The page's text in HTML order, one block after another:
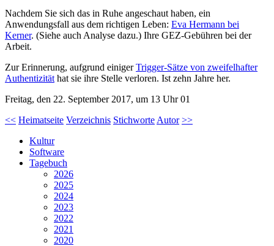
Nachdem Sie sich das in Ruhe angeschaut haben, ein
Anwendungsfall aus dem richtigen Leben: Eva Hermann bei
Kerner. (Siehe auch Analyse dazu.) Ihre GEZ-Gebühren bei der
Arbeit.
Zur Erinnerung, aufgrund einigerTrigger-Sätze von zweifelhafter
Authentizität hat sie ihre Stelle verloren. Ist zehn Jahre her.
Freitag, den 22. September 2017, um 13 Uhr 01
<< Heimatseite Verzeichnis Stichworte Autor >>
Kultur
Software
Tagebuch
2026
2025
2024
2023
2022
2021
2020